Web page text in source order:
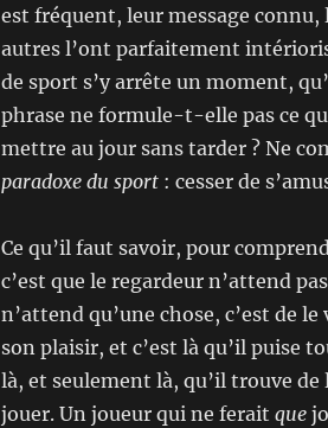
est fréquent, leur message
autres l’ont parfaitement
de sport s’y arrête un moment,
phrase ne formule-t-elle pas ce
mettre au jour sans tarder ? Ne
paradoxe du sport: cesser de
Ce qu’il faut savoir, pour
c’est que le regardeur n’attend
n’attend qu’une chose, c’est de
son plaisir, et c’est là qu’il puise
là, et seulement là, qu’il trouve
jouer. Un joueur qui ne ferait que